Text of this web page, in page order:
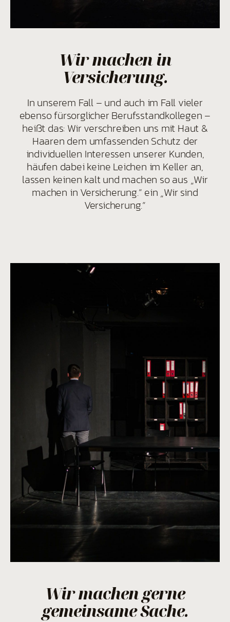
Wir machen in
Versicherung.
In unserem Fall – und auch im Fall vieler
ebenso fürsorglicher Berufsstandkollegen –
heißt das: Wir verschreiben uns mit Haut &
Haaren dem umfassenden Schutz der
individuellen Interessen unserer Kunden,
häufen dabei keine Leichen im Keller an,
lassen keinen kalt und machen so aus „Wir
machen in Versicherung.“ ein „Wir sind
Versicherung.“
Wir machen gerne
gemeinsame Sache.